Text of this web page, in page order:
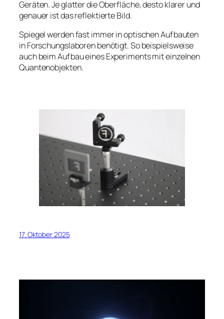
Geräten. Je glatter die Oberfläche, desto klarer und
genauer ist das reflektierte Bild.
Spiegel werden fast immer in optischen Aufbauten
in Forschungslaboren benötigt. So beispielsweise
auch beim Aufbau eines Experiments mit einzelnen
Quantenobjekten.
17. Oktober 2025